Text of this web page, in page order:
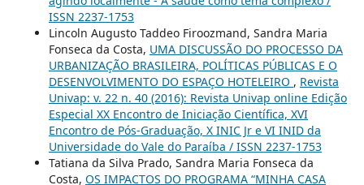
ISSN 2237-1753
Lincoln Augusto Taddeo Firoozmand, Sandra Maria
Fonseca da Costa, UMA DISCUSSÃO DO PROCESSO DA
URBANIZAÇÃO BRASILEIRA, POLÍTICAS PÚBLICAS E O
DESENVOLVIMENTO DO ESPAÇO HOTELEIRO , Revista
Univap: v. 22 n. 40 (2016): Revista Univap online Edição
Especial XX Encontro de Iniciação Científica, XVI
Encontro de Pós-Graduação, X INIC Jr e VI INID da
Universidade do Vale do Paraíba / ISSN 2237-1753
Tatiana da Silva Prado, Sandra Maria Fonseca da
Costa, OS IMPACTOS DO PROGRAMA “MINHA CASA